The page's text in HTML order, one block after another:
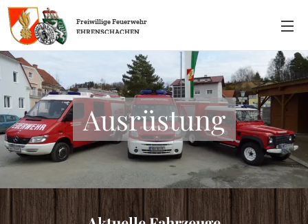
FreiwilligeFeuerwehr
EHRENSCHACHEN
Ausrüstung